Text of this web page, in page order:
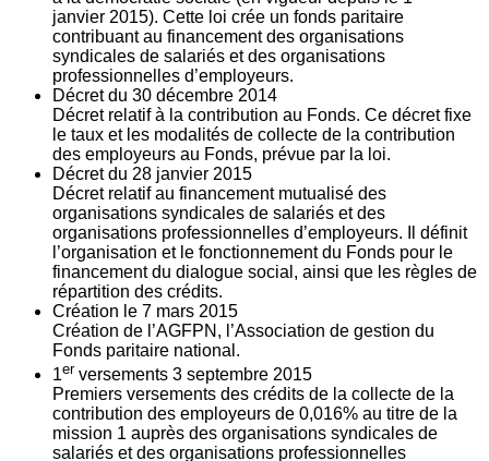
janvier 2015). Cette loi crée un fonds paritaire
contribuant au financement des organisations
syndicales de salariés et des organisations
professionnelles d’employeurs.
Décret du 30 décembre 2014
Décret relatif à la contribution au Fonds. Ce décret fixe
le taux et les modalités de collecte de la contribution
des employeurs au Fonds, prévue par la loi.
Décret du 28 janvier 2015
Décret relatif au financement mutualisé des
organisations syndicales de salariés et des
organisations professionnelles d’employeurs. Il définit
l’organisation et le fonctionnement du Fonds pour le
financement du dialogue social, ainsi que les règles de
répartition des crédits.
Création le 7 mars 2015
Création de l’AGFPN, l’Association de gestion du
Fonds paritaire national.
1er versements 3 septembre 2015
Premiers versements des crédits de la collecte de la
contribution des employeurs de 0,016% au titre de la
mission 1 auprès des organisations syndicales de
salariés et des organisations professionnelles